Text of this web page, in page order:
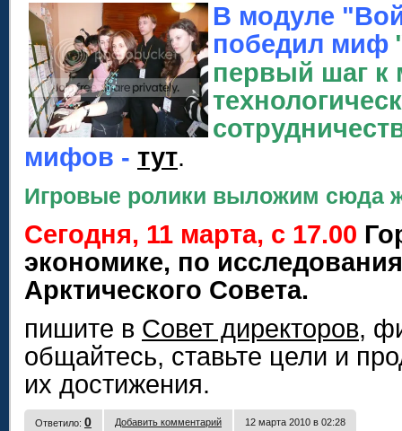
В модуле
победил миф
первый шаг к
мифов - тут.
Игровые ролики выложим сюда
Сегодня, 11 марта, с 17.00
экономике, по
Арктического Совета.
пишите в Совет директоров,
общайтесь, ставьте цели и
их достижения.
Ответило: 0 Добавить комментарий 12 марта 2010 в 02:28